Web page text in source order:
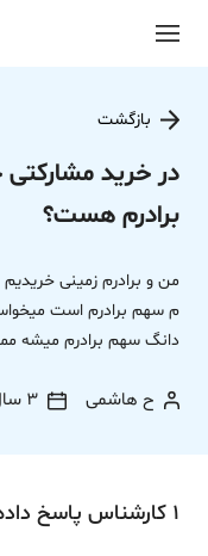
بازگشت
در خرید
برادرم هست؟
م سهم برادرم است
دانگ سهم برادرم میشه
ح هاشمی 3 سال پیش
1 کارشناس پاسخ